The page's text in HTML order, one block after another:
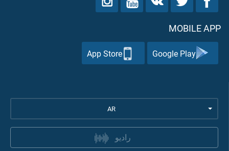
MOBILE APP
Google Play
App Store
AR
راديو